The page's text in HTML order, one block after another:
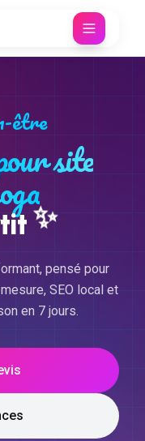
être
site
✨
pensé pour
SEO local et
en 7 jours.